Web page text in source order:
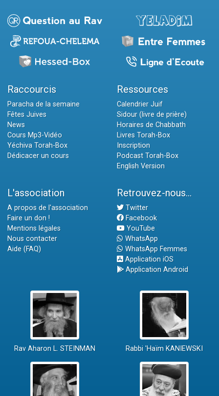
Raccourcis
Paracha de la semaine
Fêtes Juives
News
Cours Mp3-Vidéo
Yéchiva Torah-Box
Dédicacer un cours
Ressources
Calendrier Juif
Sidour (livre de prière)
Horaires de Chabbath
Livres Torah-Box
Inscription
Podcast Torah-Box
English Version
L'association
A propos de l'association
Faire un don !
Mentions légales
Nous contacter
Aide (FAQ)
Retrouvez-nous...
Twitter
Facebook
YouTube
WhatsApp
WhatsApp Femmes
Application iOS
Application Android
Rav Aharon L. STEINMAN Rabbi 'Haïm KANIEWSKI